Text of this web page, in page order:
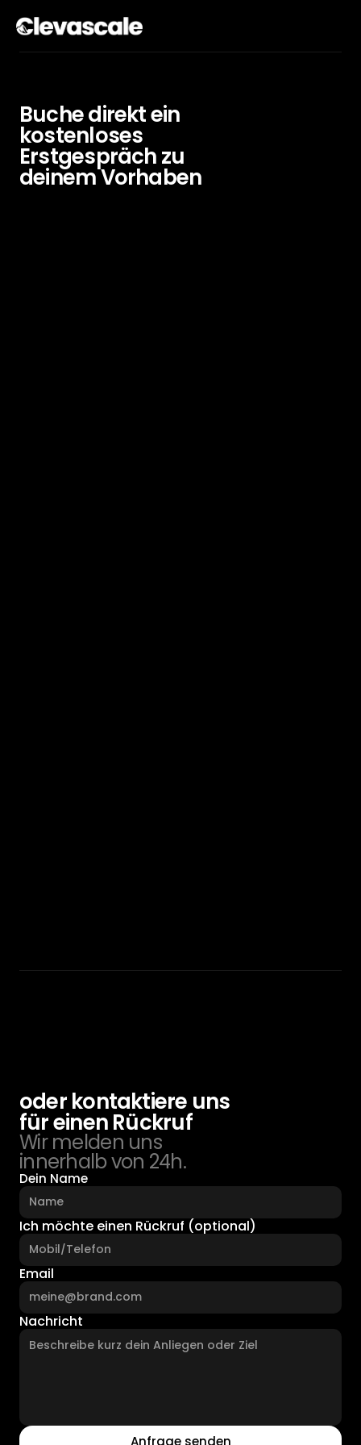
Buche direkt ein
kostenloses
Erstgespräch zu
deinem Vorhaben
oder kontaktiere uns
für einen Rückruf
Wir melden uns
innerhalb von 24h.
Dein Name
Ich möchte einen Rückruf (optional)
Email
Nachricht
Anfrage senden